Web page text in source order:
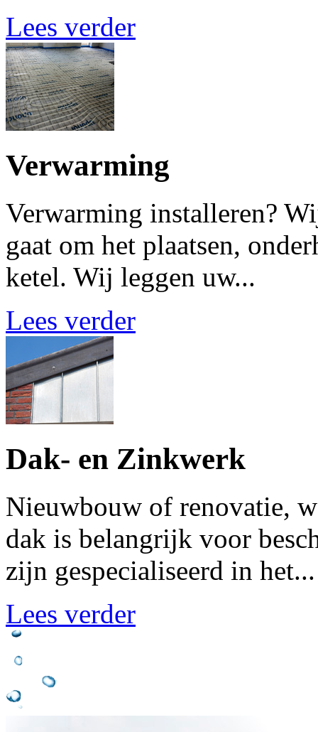
Lees verder
Verwarming
Verwarming installeren?
gaat om het plaatsen,
ketel. Wij leggen uw...
Lees verder
Dak- en Zinkwerk
Nieuwbouw of renovatie,
dak is belangrijk voor
zijn gespecialiseerd in het...
Lees verder